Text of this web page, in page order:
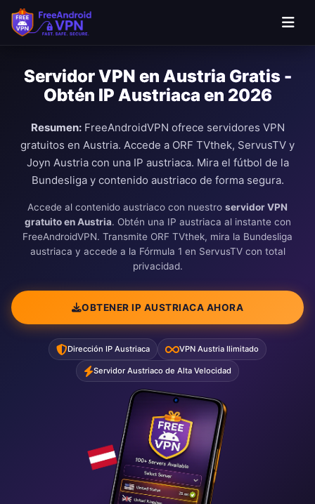
Saltar al contenido principal
Servidor VPN en Austria Gratis -
Obtén IP Austriaca en 2026
Resumen:FreeAndroidVPN ofrece servidores VPN
gratuitos en Austria. Accede a ORF TVthek, ServusTV y
Joyn Austria con una IP austriaca. Mira el fútbol de la
Bundesliga y contenido austriaco de forma segura.
Accede al contenido austriaco con nuestro servidor VPN
gratuito en Austria. Obtén una IP austriaca al instante con
FreeAndroidVPN. Transmite ORF TVthek, mira la Bundesliga
austriaca y accede a la Fórmula 1 en ServusTV con total
privacidad.
OBTENER IP AUSTRIACA AHORA
Dirección IP Austriaca VPN Austria Ilimitado
Servidor Austriaco de Alta Velocidad